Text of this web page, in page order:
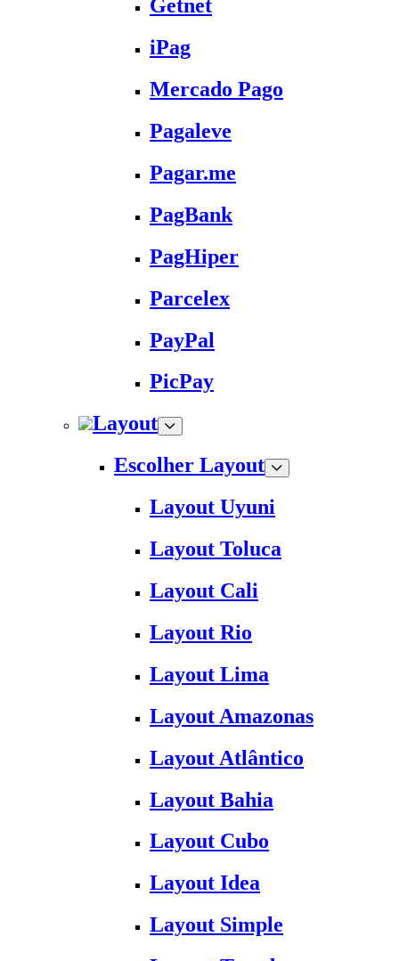
Getnet
iPag
Mercado Pago
Pagaleve
Pagar.me
PagBank
PagHiper
Parcelex
PayPal
PicPay
Layout
Escolher Layout
Layout Uyuni
Layout Toluca
Layout Cali
Layout Rio
Layout Lima
Layout Amazonas
Layout Atlântico
Layout Bahia
Layout Cubo
Layout Idea
Layout Simple